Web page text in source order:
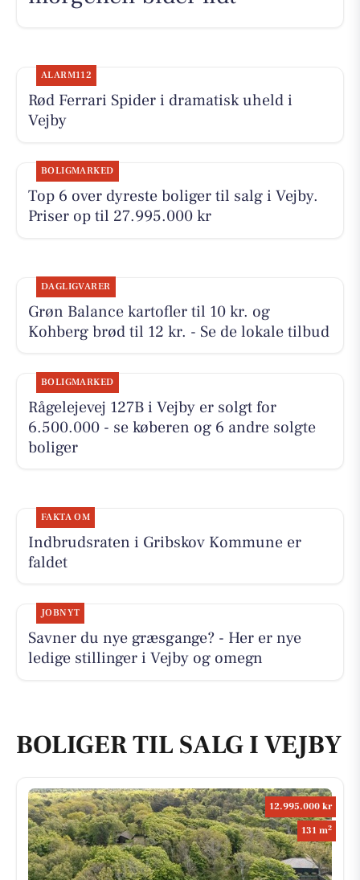
ALARM112
Rød Ferrari Spider i dramatisk uheld i
Vejby
BOLIGMARKED
Top 6 over dyreste boliger til salg i Vejby.
Priser op til 27.995.000 kr
DAGLIGVARER
Grøn Balance kartofler til 10 kr. og
Kohberg brød til 12 kr. - Se de lokale tilbud
BOLIGMARKED
Rågelejevej 127B i Vejby er solgt for
6.500.000 - se køberen og 6 andre solgte
boliger
FAKTA OM
Indbrudsraten i Gribskov Kommune er
faldet
JOBNYT
Savner du nye græsgange? - Her er nye
ledige stillinger i Vejby og omegn
BOLIGER TIL SALG I VEJBY
12.995.000 kr
131 m2